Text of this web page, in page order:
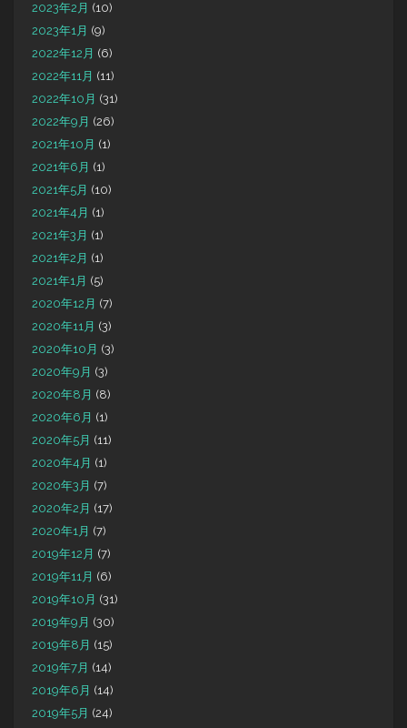
2023年2月 (10)
2023年1月 (9)
2022年12月 (6)
2022年11月 (11)
2022年10月 (31)
2022年9月 (26)
2021年10月 (1)
2021年6月 (1)
2021年5月 (10)
2021年4月 (1)
2021年3月 (1)
2021年2月 (1)
2021年1月 (5)
2020年12月 (7)
2020年11月 (3)
2020年10月 (3)
2020年9月 (3)
2020年8月 (8)
2020年6月 (1)
2020年5月 (11)
2020年4月 (1)
2020年3月 (7)
2020年2月 (17)
2020年1月 (7)
2019年12月 (7)
2019年11月 (6)
2019年10月 (31)
2019年9月 (30)
2019年8月 (15)
2019年7月 (14)
2019年6月 (14)
2019年5月 (24)